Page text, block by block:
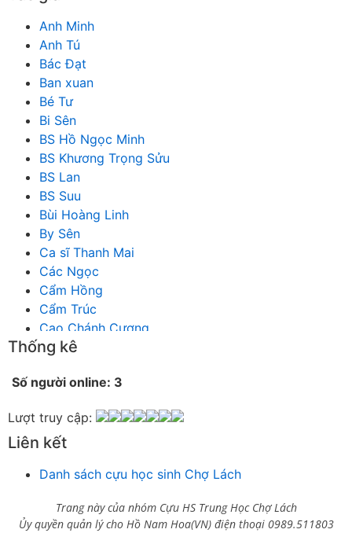
Anh Minh
Anh Tú
Bác Đạt
Ban xuan
Bé Tư
Bi Sên
BS Hồ Ngọc Minh
BS Khương Trọng Sửu
BS Lan
BS Suu
Bùi Hoàng Linh
By Sên
Ca sĩ Thanh Mai
Các Ngọc
Cẩm Hồng
Cẩm Trúc
Cao Chánh Cương
Cao Nhật Quyên
Chích Chị
Chu Trầm Nguyên Minh
Cò Bằng
Công Bình
Công Minh
Thống kê
Số người online: 3
Lượt truy cập:
Liên kết
Danh sách cựu học sinh Chợ Lách
Trang này của nhóm Cựu HS Trung Học Chợ Lách
Ủy quyền quản lý cho Hồ Nam Hoa(VN) điện thoại 0989.511803